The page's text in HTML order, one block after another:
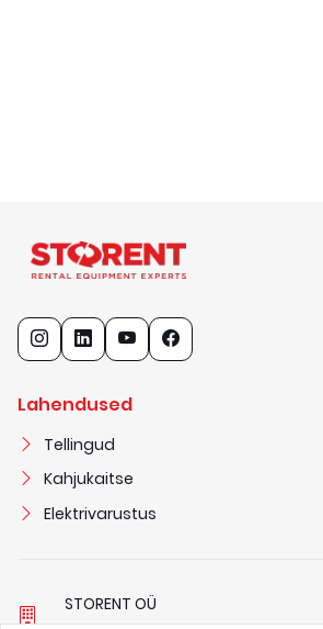
Lahendused
Tellingud
Kahjukaitse
Elektrivarustus
STORENT OÜ